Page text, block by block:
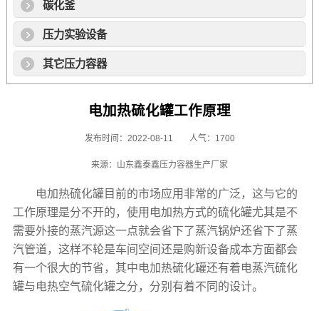
碳化釜
压力实验设备
其它压力容器
电加热硫化罐工作原理
发布时间：2022-08-11 人气：1700
来源：山东鑫泰鑫压力容器生产厂家
电加热硫化罐目前的市场应用非常的广泛，这与它的
工作原理是分不开的，使用电加热方式的硫化罐尤其是不
需要外接的蒸汽源这一点就会省下了蒸汽锅炉还省下了蒸
汽管道，这样不轮是车间空间还是购新设备成本方面都会
有一个很大的节省，其中电加热硫化罐还有着电蒸汽硫化
罐与电热空气硫化罐之分，分别有着不同的设计。